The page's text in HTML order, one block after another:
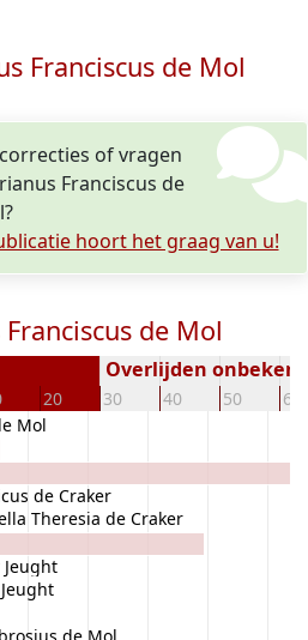
Franciscus de Mol
of vragen
Franciscus de
hoort het graag van u!
de Mol
20 30 40 50 60
Overlijden
Mol
de Craker
Theresia de Craker